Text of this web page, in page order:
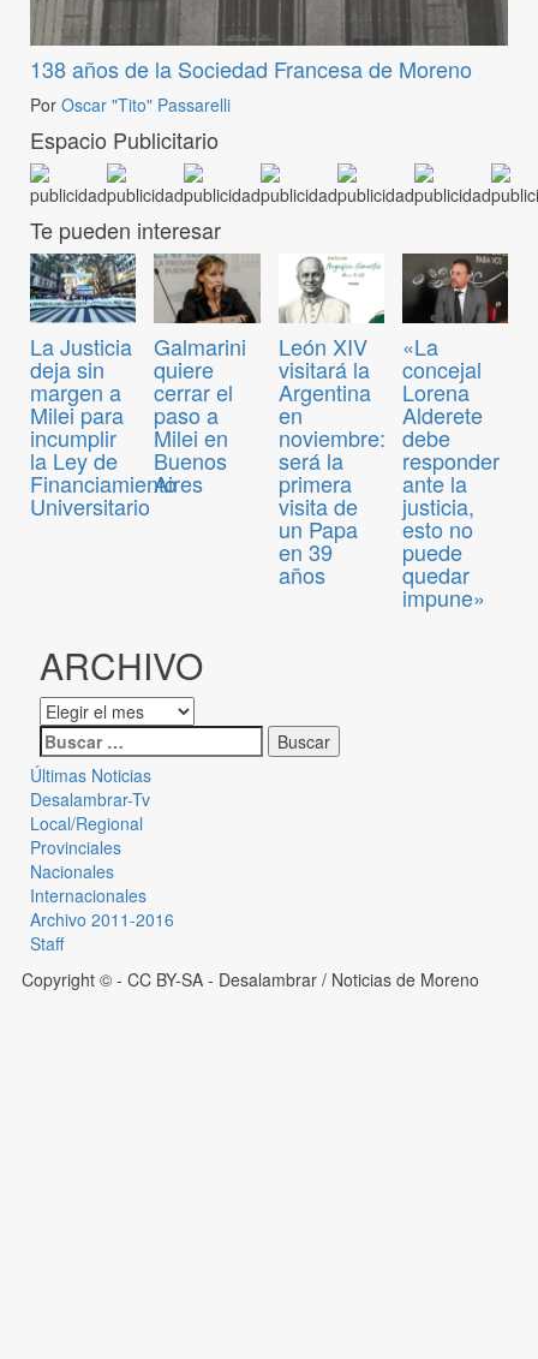
138 años de la Sociedad Francesa de Moreno
Por Oscar "Tito" Passarelli
Espacio Publicitario
Te pueden interesar
La Justicia
deja sin
margen a
Milei para
incumplir
la Ley de
Financiamiento
Universitario
Galmarini
quiere
cerrar el
paso a
Milei en
Buenos
Aires
León XIV
visitará la
Argentina
en
noviembre:
será la
primera
visita de
un Papa
en 39
años
«La
concejal
Lorena
Alderete
debe
responder
ante la
justicia,
esto no
puede
quedar
impune»
ARCHIVO
Últimas Noticias
Desalambrar-Tv
Local/Regional
Provinciales
Nacionales
Internacionales
Archivo 2011-2016
Staff
Copyright © - CC BY-SA - Desalambrar / Noticias de Moreno